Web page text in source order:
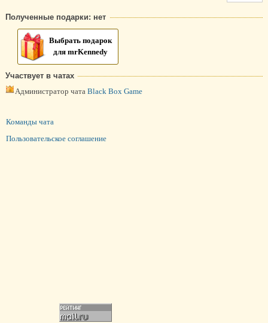
Полученные подарки: нет
Выбрать подарок
для mrKennedy
Участвует в чатах
Администратор чата Black Box Game
Команды чата
Пользовательское соглашение